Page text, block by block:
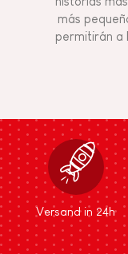
más
permitirán a
Versand in 24h